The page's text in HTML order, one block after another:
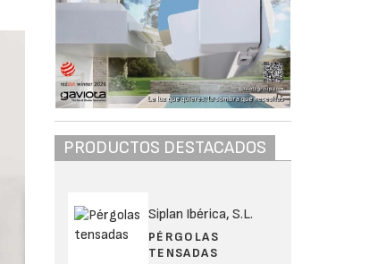
PRODUCTOS DESTACADOS
Siplan Ibérica, S.L.
PÉRGOLAS
TENSADAS